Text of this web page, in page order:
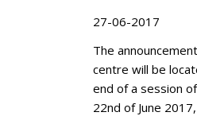
27-06-2017
The
centre will be
end of a session
22nd of June